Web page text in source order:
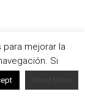
mejorar la
Si